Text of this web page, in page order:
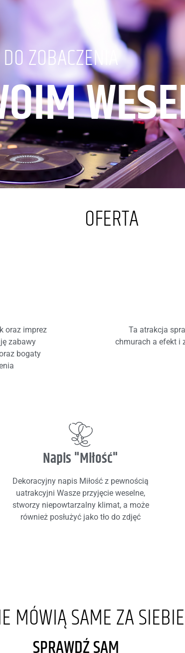
DO ZOBACZENIA
OFERTA
oraz imprez
zabawy
bogaty
Ta atrakcja
chmurach a efekt i
Napis "Miłość"
Dekoracyjny napis Miłość z pewnością
uatrakcyjni Wasze przyjęcie weselne,
stworzy niepowtarzalny klimat, a może
również posłużyć jako tło do zdjęć
MÓWIĄ SAME ZA